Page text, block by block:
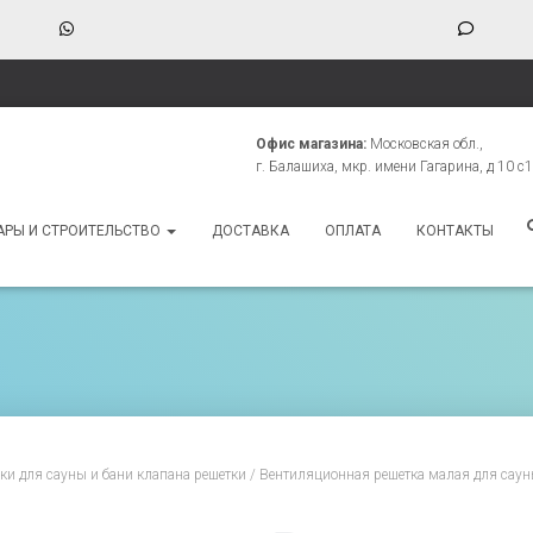
Офис магазина: Московская обл.,
г. Балашиха, мкр. имени Гагарина, д 10 с1
И СТРОИТЕЛЬСТВО ДОСТАВКА ОПЛАТА КОНТАКТЫ
для сауны и бани клапана решетки / Вентиляционная решетка малая для